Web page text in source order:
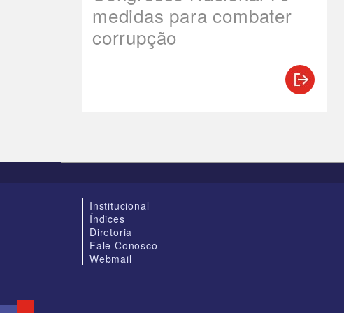
medidas para combater
corrupção
Institucional
Índices
Diretoria
Fale Conosco
Webmail